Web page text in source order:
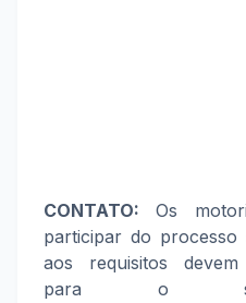
CONTATO: Os
participar do processo
aos requisitos
para o